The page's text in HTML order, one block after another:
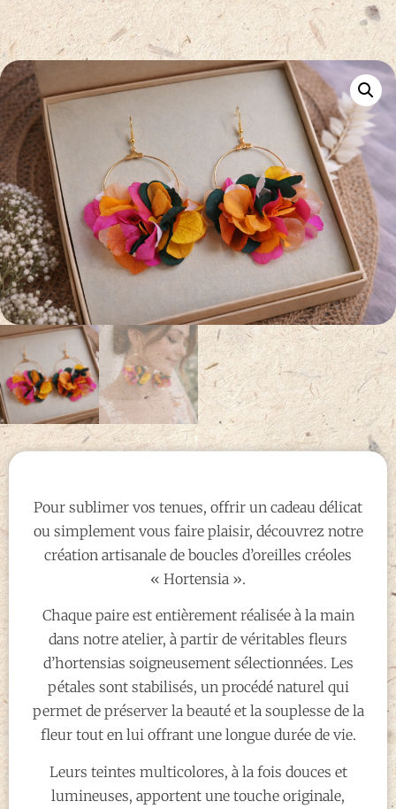
Pour sublimer vos tenues, offrir un cadeau délicat
ou simplement vous faire plaisir, découvrez notre
création artisanale de boucles d’oreilles créoles
« Hortensia ».
Chaque paire est entièrement réalisée à la main
dans notre atelier, à partir de véritables fleurs
d’hortensias soigneusement sélectionnées. Les
pétales sont stabilisés, un procédé naturel qui
permet de préserver la beauté et la souplesse de la
fleur tout en lui offrant une longue durée de vie.
Leurs teintes multicolores, à la fois douces et
lumineuses, apportent une touche originale,